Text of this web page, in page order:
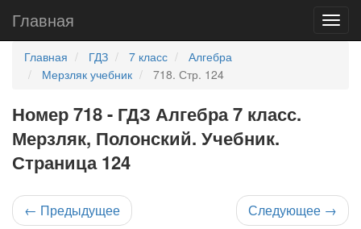
Главная
Главная ГДЗ 7 класс
Алгебра
Мерзляк учебник
718. Стр. 124
Номер 718 - ГДЗ Алгебра 7 класс.
Мерзляк, Полонский. Учебник.
Страница 124
← Предыдущее Следующее →